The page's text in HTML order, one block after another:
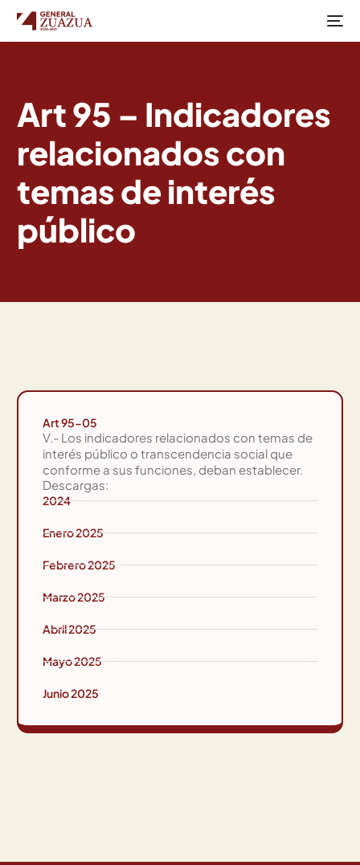
Art 95 – Indicadores
relacionados con
temas de interés
público
Art 95-05
V.- Los indicadores relacionados con temas de
interés público o transcendencia social que
conforme a sus funciones, deban establecer.
Descargas:
2024
Enero 2025
Febrero 2025
Marzo 2025
Abril 2025
Mayo 2025
Junio 2025